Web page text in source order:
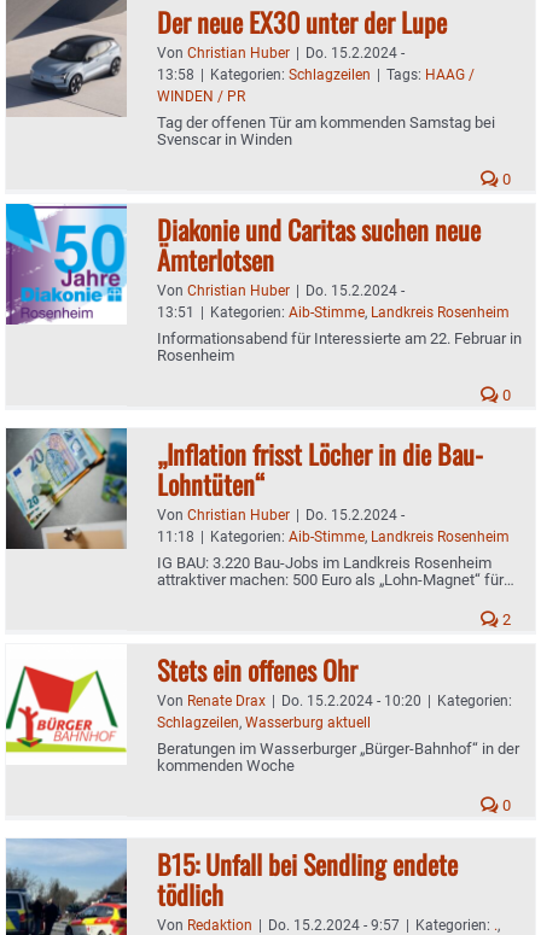
Der neue EX30 unter der Lupe
Von Christian Huber | Do. 15.2.2024 -
13:58 | Kategorien: Schlagzeilen | Tags: HAAG /
WINDEN / PR
Tag der offenen Tür am kommenden Samstag bei
Svenscar in Winden
0
Diakonie und Caritas suchen neue
Ämterlotsen
Von Christian Huber | Do. 15.2.2024 -
13:51 | Kategorien: Aib-Stimme, Landkreis Rosenheim
Informationsabend für Interessierte am 22. Februar in
Rosenheim
0
„Inflation frisst Löcher in die Bau-
Lohntüten“
Von Christian Huber | Do. 15.2.2024 -
11:18 | Kategorien: Aib-Stimme, Landkreis Rosenheim
IG BAU: 3.220 Bau-Jobs im Landkreis Rosenheim
attraktiver machen: 500 Euro als „Lohn-Magnet“ für
2
Stets ein offenes Ohr
Von Renate Drax | Do. 15.2.2024 - 10:20 | Kategorien:
Schlagzeilen, Wasserburg aktuell
Beratungen im Wasserburger „Bürger-Bahnhof“ in der
kommenden Woche
0
B15: Unfall bei Sendling endete
tödlich
Von Redaktion | Do. 15.2.2024 - 9:57 | Kategorien: .,